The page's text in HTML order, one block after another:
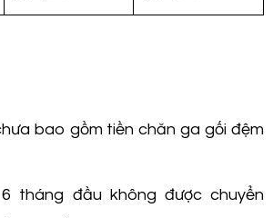
bao gồm tiền chăn ga gối đệm
tháng đầu không được chuyển